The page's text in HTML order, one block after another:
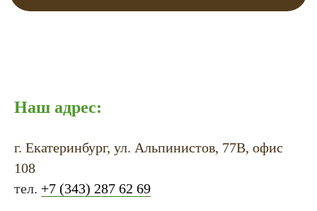
Наш адрес:
г. Екатеринбург, ул. Альпинистов, 77В, офис
108
тел. +7 (343) 287 62 69